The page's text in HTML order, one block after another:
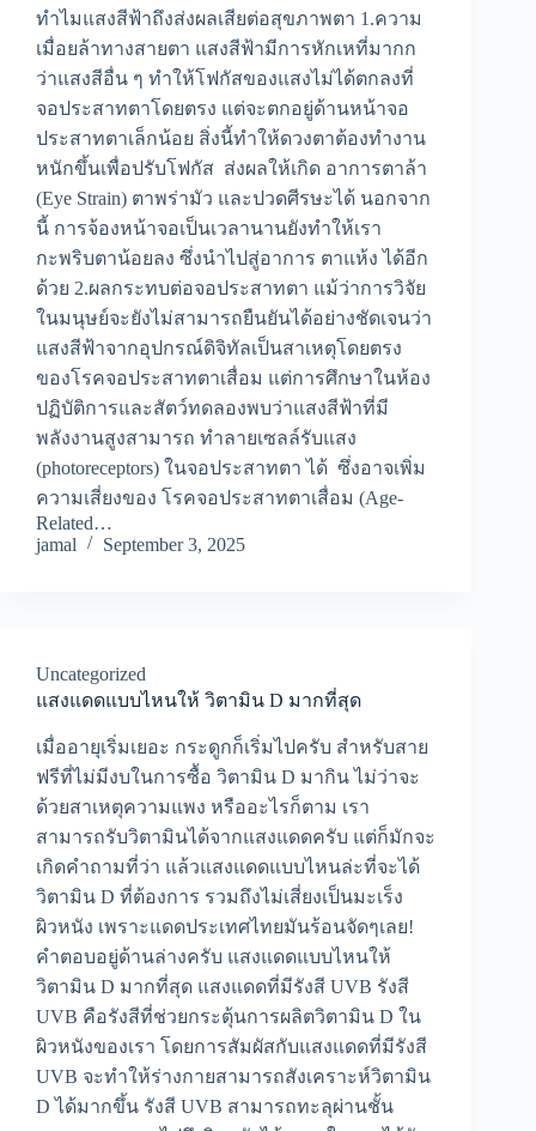
ทำไมแสงสีฟ้าถึงส่งผลเสียต่อสุขภาพตา 1.ความ
เมื่อยล้าทางสายตา แสงสีฟ้ามีการหักเหที่มากก
ว่าแสงสีอื่น ๆ ทำให้โฟกัสของแสงไม่ได้ตกลงที่
จอประสาทตาโดยตรง แต่จะตกอยู่ด้านหน้าจอ
ประสาทตาเล็กน้อย สิ่งนี้ทำให้ดวงตาต้องทำงาน
หนักขึ้นเพื่อปรับโฟกัส ส่งผลให้เกิด อาการตาล้า
(Eye Strain) ตาพร่ามัว และปวดศีรษะได้ นอกจาก
นี้ การจ้องหน้าจอเป็นเวลานานยังทำให้เรา
กะพริบตาน้อยลง ซึ่งนำไปสู่อาการ ตาแห้ง ได้อีก
ด้วย 2.ผลกระทบต่อจอประสาทตา แม้ว่าการวิจัย
ในมนุษย์จะยังไม่สามารถยืนยันได้อย่างชัดเจนว่า
แสงสีฟ้าจากอุปกรณ์ดิจิทัลเป็นสาเหตุโดยตรง
ของโรคจอประสาทตาเสื่อม แต่การศึกษาในห้อง
ปฏิบัติการและสัตว์ทดลองพบว่าแสงสีฟ้าที่มี
พลังงานสูงสามารถ ทำลายเซลล์รับแสง
(photoreceptors) ในจอประสาทตา ได้ ซึ่งอาจเพิ่ม
ความเสี่ยงของ โรคจอประสาทตาเสื่อม (Age-
Related…
jamal
September 3, 2025
Uncategorized
แสงแดดแบบไหนให้ วิตามิน D มากที่สุด
เมื่ออายุเริ่มเยอะ กระดูกก็เริ่มไปครับ สำหรับสาย
ฟรีที่ไม่มีงบในการซื้อ วิตามิน D มากิน ไม่ว่าจะ
ด้วยสาเหตุความแพง หรืออะไรก็ตาม เรา
สามารถรับวิตามินได้จากแสงแดดครับ แต่ก็มักจะ
เกิดคำถามที่ว่า แล้วแสงแดดแบบไหนล่ะที่จะได้
วิตามิน D ที่ต้องการ รวมถึงไม่เสี่ยงเป็นมะเร็ง
ผิวหนัง เพราะแดดประเทศไทยมันร้อนจัดๆเลย!
คำตอบอยู่ด้านล่างครับ แสงแดดแบบไหนให้
วิตามิน D มากที่สุด แสงแดดที่มีรังสี UVB รังสี
UVB คือรังสีที่ช่วยกระตุ้นการผลิตวิตามิน D ใน
ผิวหนังของเรา โดยการสัมผัสกับแสงแดดที่มีรังสี
UVB จะทำให้ร่างกายสามารถสังเคราะห์วิตามิน
D ได้มากขึ้น รังสี UVB สามารถทะลุผ่านชั้น